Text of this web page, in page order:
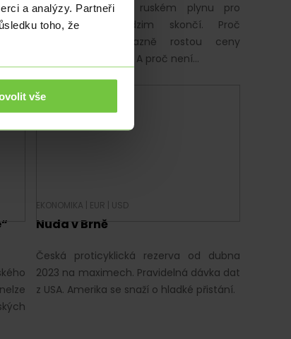
a analýzy. Partneři
toho, že
vše
Mýtus o levném ruském plynu pro
Maďary na podzim skončí. Proč
v Maďarsku výrazně rostou ceny
potravin až od léta? A proč není…
EKONOMIKA EUR USD
Nuda v Brně
Česká proticyklická rezerva od dubna
2023 na maximech. Pravidelná dávka dat
z USA. Amerika se snaží o hladké přistání.